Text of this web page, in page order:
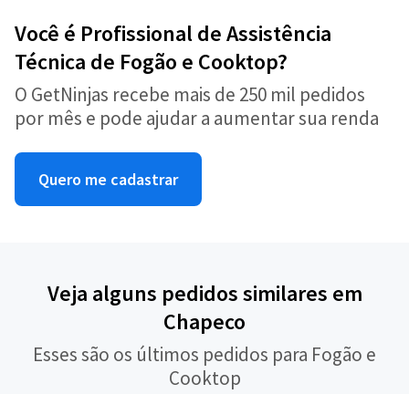
Você é Profissional de Assistência
Técnica de Fogão e Cooktop?
O GetNinjas recebe mais de 250 mil pedidos
por mês e pode ajudar a aumentar sua renda
Quero me cadastrar
Veja alguns pedidos similares em
Chapeco
Esses são os últimos pedidos para Fogão e
Cooktop